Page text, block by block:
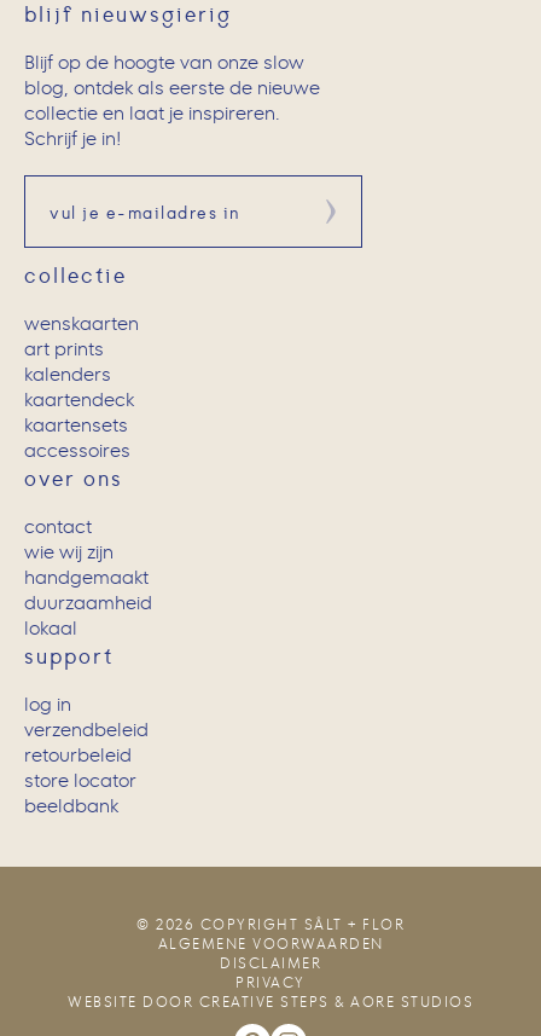
blijf nieuwsgierig
Blijf op de hoogte van onze slow
blog, ontdek als eerste de nieuwe
collectie en laat je inspireren.
Schrijf je in!
Aanmelden
collectie
wenskaarten
art prints
kalenders
kaartendeck
kaartensets
accessoires
over ons
contact
wie wij zijn
handgemaakt
duurzaamheid
lokaal
support
log in
verzendbeleid
retourbeleid
store locator
beeldbank
© 2026 COPYRIGHT SÂLT + FLOR
ALGEMENE VOORWAARDEN
DISCLAIMER
PRIVACY
WEBSITE DOOR CREATIVE STEPS & AORE STUDIOS